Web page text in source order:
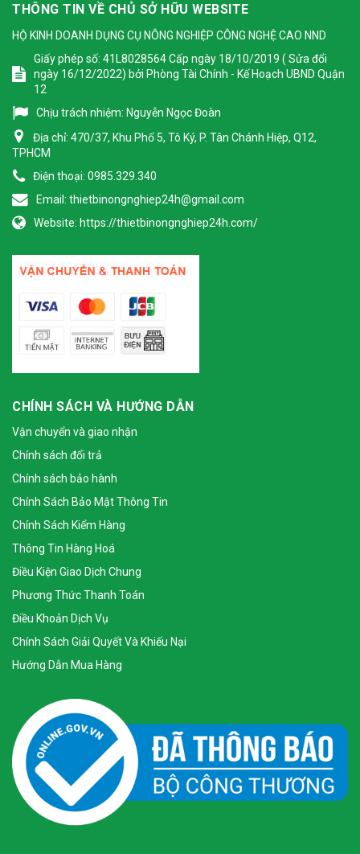
THÔNG TIN VỀ CHỦ SỞ HỮU WEBSITE
HỘ KINH DOANH DỤNG CỤ NÔNG NGHIỆP CÔNG NGHỆ CAO NND
Giấy phép số: 41L8028564 Cấp ngày 18/10/2019 ( Sửa đổi
ngày 16/12/2022) bởi Phòng Tài Chính - Kế Hoạch UBND Quận
12
Chịu trách nhiệm: Nguyễn Ngọc Đoàn
Địa chỉ: 470/37, Khu Phố 5, Tô Ký, P. Tân Chánh Hiệp, Q12,
TPHCM
Điện thoại: 0985.329.340
Email: thietbinongnghiep24h@gmail.com
Website: https://thietbinongnghiep24h.com/
CHÍNH SÁCH VÀ HƯỚNG DẪN
Vận chuyển và giao nhận
Chính sách đổi trả
Chính sách bảo hành
Chính Sách Bảo Mật Thông Tin
Chính Sách Kiểm Hàng
Thông Tin Hàng Hoá
Điều Kiện Giao Dịch Chung
Phương Thức Thanh Toán
Điều Khoản Dịch Vụ
Chính Sách Giải Quyết Và Khiếu Nại
Hướng Dẫn Mua Hàng